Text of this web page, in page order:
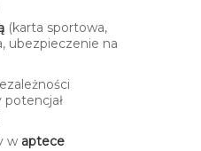
(karta sportowa,
ubezpieczenie na
potencjał
w aptece